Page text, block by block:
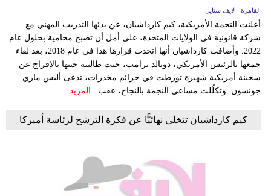
القاهرة - لايف ستايل
أعلنت النجمة الأمريكية، كيم كارداشيان، عن بدئها التدريب المهني مع
شركة قانونية في الولايات المتحدة، على أمل أن تصبح محامية بحلول عام
2022. وأضافت كارداشيان أنها اتخذت قرارها هذا في عام 2018، بعد لقاء
جمعها بالرئيس الأمريكي، دونالد ترامب، حيث طالبته حينها بالإفراج عن
سجينة أمريكية شهيرة تورطت في جرائم مخدرات، تدعى أليس ماري
جونسون. وتكلّلت مساعي النجمة بالنجاح، عقب... المزيد
كيم كارداشيان تتخلى نهائيًّا عن فكرة الترشح لرئاسة أميركا